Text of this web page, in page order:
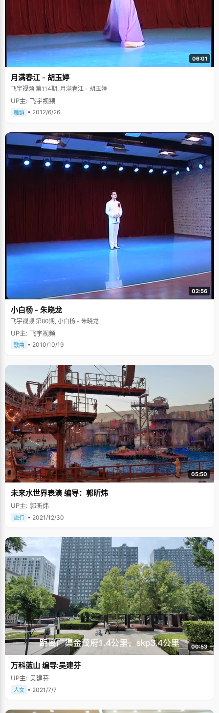
06:01
月满春江 - 胡玉婷
飞宇视频 第114期, 月满春江 - 胡玉婷
UP主: 飞宇视频
舞蹈 • 2012/6/26
02:56
小白杨 - 朱晓龙
飞宇视频 第80期, 小白杨 - 朱晓龙
UP主: 飞宇视频
歌曲 • 2010/10/19
05:50
未来水世界表演 编导：郭昕炜
UP主: 郭昕炜
旅行 • 2021/12/30
00:53
万科蓝山 编导:吴建芬
UP主: 吴建芬
人文 • 2021/7/7